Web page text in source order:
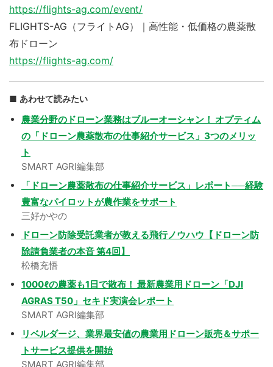
https://flights-ag.com/event/
FLIGHTS-AG（フライトAG）｜高性能・低価格の農薬散
布ドローン
https://flights-ag.com/
あわせて読みたい
農業分野のドローン業務はブルーオーシャン！ オプティム
の「ドローン農薬散布の仕事紹介サービス」3つのメリッ
ト
SMART AGRI編集部
「ドローン農薬散布の仕事紹介サービス」レポート──経験
豊富なパイロットが農作業をサポート
三好かやの
ドローン防除受託業者が教える飛行ノウハウ【ドローン防
除請負業者の本音 第4回】
松橋充悟
1000ℓの農薬も1日で散布！ 最新農業用ドローン「DJI
AGRAS T50」セキド実演会レポート
SMART AGRI編集部
リベルダージ、業界最安値の農業用ドローン販売＆サポー
トサービス提供を開始
SMART AGRI編集部